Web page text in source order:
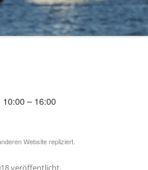
HERE
YARDSTICKZAHLEN DSV
– 16:00
Website repliziert.
veröffentlicht.